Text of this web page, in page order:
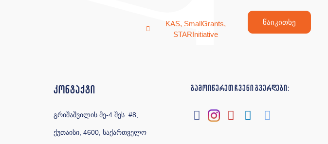
KAS, SmallGrants,
STARInitiative
წაიკითხე
კონტაქტი
გრიშაშვილის მე-4 შეს. #8,
ქუთაისი, 4600, საქართველო
გამოიწერეთ ჩვენი გვერდები: